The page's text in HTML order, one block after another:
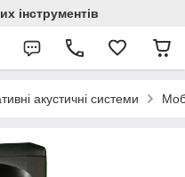
інструментів
акустичні системи